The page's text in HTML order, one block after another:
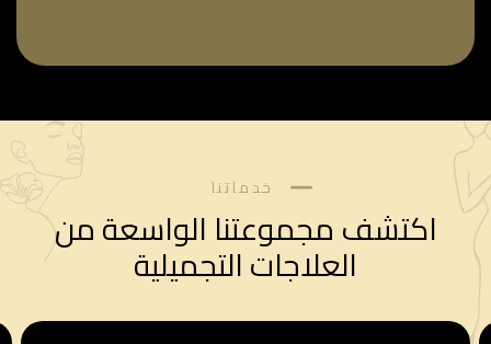
خدماتنا
اكتشف مجموعتنا الواسعة من
العلاجات التجميلية